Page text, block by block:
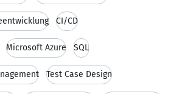
CI/CD
Microsoft Azure SQL
Test Case Design